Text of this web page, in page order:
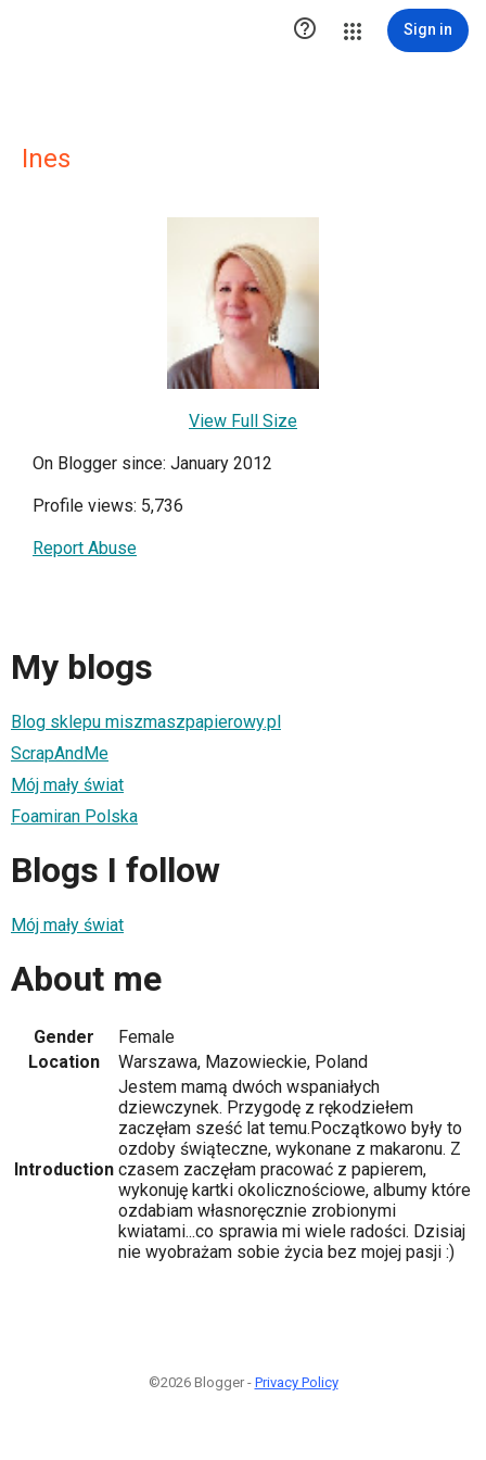
 Sign in
Ines
View Full Size
On Blogger since: January 2012
Profile views: 5,736
Report Abuse
My blogs
Blog sklepu miszmaszpapierowy.pl
ScrapAndMe
Mój mały świat
Foamiran Polska
Blogs I follow
Mój mały świat
About me
Gender
Female
Location
Warszawa, Mazowieckie, Poland
Introduction
Jestem mamą dwóch wspaniałych
dziewczynek. Przygodę z rękodziełem
zaczęłam sześć lat temu.Początkowo były to
ozdoby świąteczne, wykonane z makaronu. Z
czasem zaczęłam pracować z papierem,
wykonuję kartki okolicznościowe, albumy które
ozdabiam własnoręcznie zrobionymi
kwiatami...co sprawia mi wiele radości. Dzisiaj
nie wyobrażam sobie życia bez mojej pasji :)
©2026 Blogger - Privacy Policy